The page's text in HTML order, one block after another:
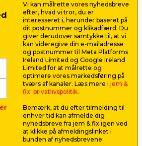
Rustik
Klar 0,75
brug på
eller tidligere
meter -
Vi kan målrette vores nyhedsbreve
efter, hvad vi tror, du er
interesseret i, herunder baseret på
dit postnummer og klikadfærd. Du
giver derudover samtykke til, at vi
kan videregive din e-mailadresse
og postnummer til Meta Platforms
Ireland Limited og Google Ireland
Limited for at målrette og
optimere vores markedsføring på
tværs af kanaler. Læs mere i jem &
fix' privatlivspolitik.
Bemærk, at du efter tilmelding til
enhver tid kan afmelde dig
nyhedsbreve fra jem & fix igen ved
at klikke på afmeldingslinket i
bunden af nyhedsbrevene.